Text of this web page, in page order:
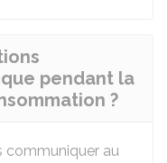
pendant la
?
communiquer au